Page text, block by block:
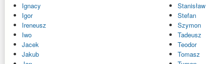
Ignacy
Igor
Ireneusz
Iwo
Jacek
Jakub
Stanisław
Stefan
Szymon
Tadeusz
Teodor
Tomasz